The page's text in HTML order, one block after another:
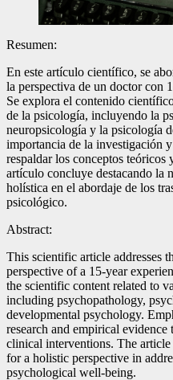
Resumen:
En este artículo científico, se
la perspectiva de un doctor con
Se explora el contenido
de la psicología, incluyendo la
neuropsicología y la psicología
importancia de la investigación
respaldar los conceptos
artículo concluye destacando la
holística en el abordaje de los
psicológico.
Abstract:
This scientific article addresses
perspective of a 15-year
the scientific content related to
including psychopathology,
developmental psychology.
research and empirical
clinical interventions. The
for a holistic perspective in
psychological well-being.